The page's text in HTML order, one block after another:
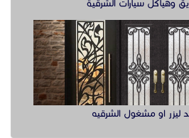
وهياكل سيارات الشرقية
ليزر او مشغول الشرقيه